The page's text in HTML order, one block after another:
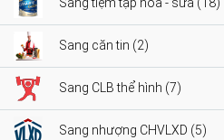
Sang căn tin (2)
Sang CLB thể hình (7)
Sang nhượng CHVLXD (5)